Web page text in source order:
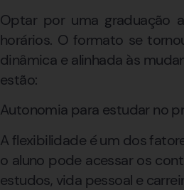
Optar por uma graduação
horários. O formato se
dinâmica e alinhada às
estão:
Autonomia para estudar no
A flexibilidade é um dos
o aluno pode acessar os
estudos, vida pessoal e